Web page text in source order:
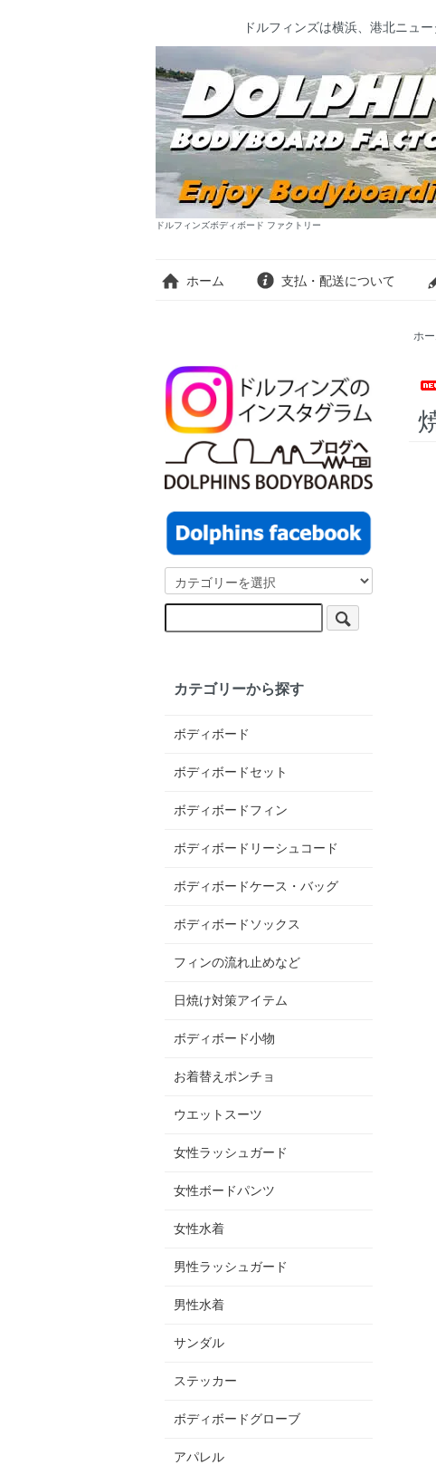
ドルフィンズは横浜、港北ニュ
ドルフィンズボディボード ファクトリー
ホーム 支払・配送について
ホ
カテゴリーから探す
ボディボード
ボディボードセット
ボディボードフィン
ボディボードリーシュコード
ボディボードケース・バッグ
ボディボードソックス
フィンの流れ止めなど
日焼け対策アイテム
ボディボード小物
お着替えポンチョ
ウエットスーツ
女性ラッシュガード
女性ボードパンツ
女性水着
男性ラッシュガード
男性水着
サンダル
ステッカー
ボディボードグローブ
アパレル